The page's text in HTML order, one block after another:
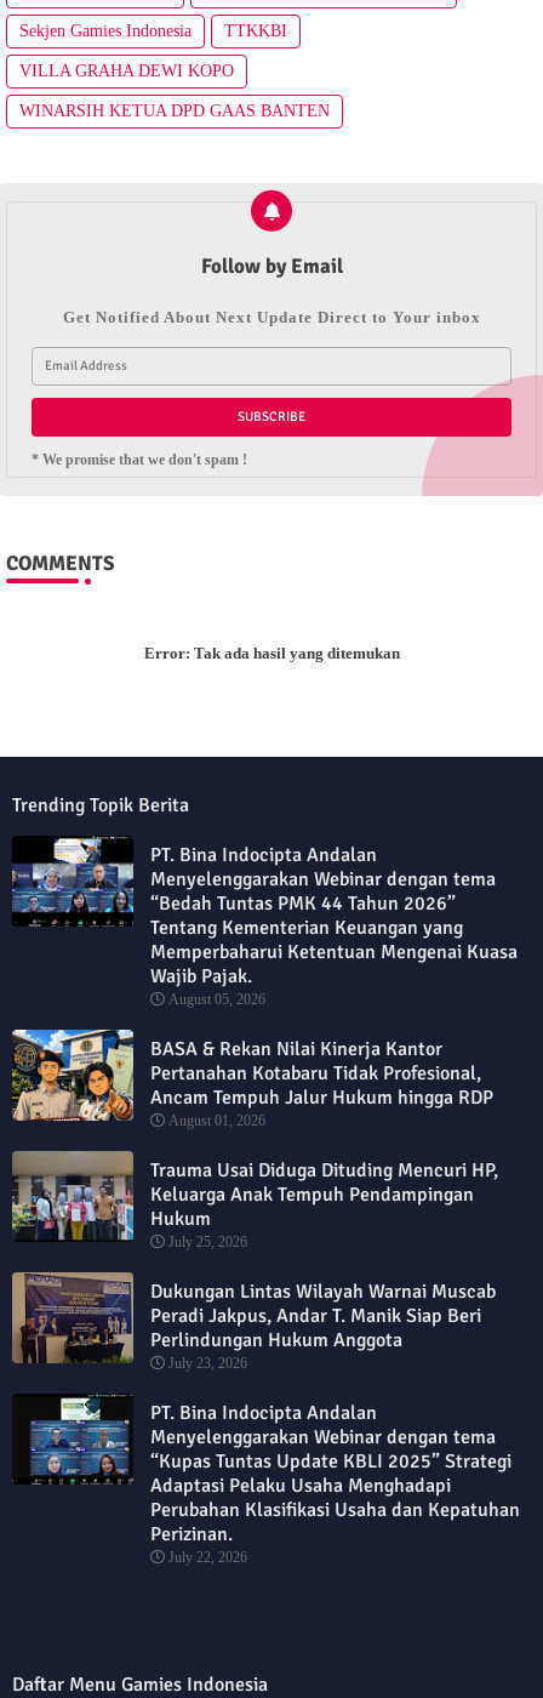
Sekjen Gamies Indonesia TTKKBI
VILLA GRAHA DEWI KOPO
WINARSIH KETUA DPD GAAS BANTEN
Follow by Email
Get Notified About Next Update Direct to Your inbox
* We promise that we don't spam !
COMMENTS
Error: Tak ada hasil yang ditemukan
Trending Topik Berita
PT. Bina Indocipta Andalan
Menyelenggarakan Webinar dengan tema
“Bedah Tuntas PMK 44 Tahun 2026”
Tentang Kementerian Keuangan yang
Memperbaharui Ketentuan Mengenai Kuasa
Wajib Pajak.
August 05, 2026
BASA & Rekan Nilai Kinerja Kantor
Pertanahan Kotabaru Tidak Profesional,
Ancam Tempuh Jalur Hukum hingga RDP
August 01, 2026
Trauma Usai Diduga Dituding Mencuri HP,
Keluarga Anak Tempuh Pendampingan
Hukum
July 25, 2026
Dukungan Lintas Wilayah Warnai Muscab
Peradi Jakpus, Andar T. Manik Siap Beri
Perlindungan Hukum Anggota
July 23, 2026
PT. Bina Indocipta Andalan
Menyelenggarakan Webinar dengan tema
“Kupas Tuntas Update KBLI 2025” Strategi
Adaptasi Pelaku Usaha Menghadapi
Perubahan Klasifikasi Usaha dan Kepatuhan
Perizinan.
July 22, 2026
Daftar Menu Gamies Indonesia